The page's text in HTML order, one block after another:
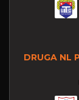
DRUGA NL